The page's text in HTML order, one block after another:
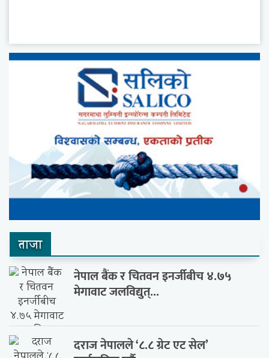
ताजा
नेपाल बैंक र चितवन इनर्जीबीच ४.७५
मेगावाट जलविद्युत्...
दराज नेपालले ‘८.८ ग्रेट एट सेल’